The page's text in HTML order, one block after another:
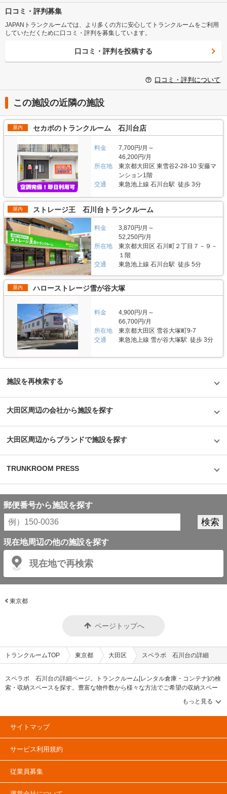
口コミ・評判募集
JAPANトランクルームでは、より多くの方に安心してトランクルームをご利用
していただくために口コミ・評判を募集しています。
口コミ・評判を投稿する
口コミ・評判について
この施設の近隣の施設
屋内 セカボのトランクルーム 石川台店
料金
7,700円/月～
46,200円/月
所在地
東京都大田区 東雪谷2-28-10 安藤マ
ンション1階
交通
東急池上線 石川台駅 徒歩 3分
屋内 ストレージ王 石川台トランクルーム
料金
3,870円/月～
52,250円/月
所在地
東京都大田区 石川町２丁目７－９－
１階
交通
東急池上線 石川台駅 徒歩 5分
屋内 ハローストレージ雪が谷大塚
料金
4,900円/月～
66,700円/月
所在地
東京都大田区 雪谷大塚町9-7
交通
東急池上線 雪が谷大塚駅 徒歩 3分
施設を再検索する
大田区周辺の会社から施設を探す
大田区周辺からブランドで施設を探す
TRUNKROOM PRESS
郵便番号から施設を探す
現在地周辺の他の施設を探す
現在地で再検索
東京都
ページトップへ
トランクルームTOP 東京都 大田区 スペラボ 石川台の詳細
スペラボ 石川台の詳細ページ。トランクルーム[レンタル倉庫・コンテナ]の検
索・収納スペースを探す。豊富な物件数から様々な方法でご希望の収納スペー
スを簡単に探せるトランクルーム情報サイトです。スペラボ 石川台の住所・
最寄りの駅、物件タイプのご紹介や料金表、お得なキャンペーン情報もありま
す。気になる物件タイプを見つけたら、メールか電話でお問合せが可能です
（無料）。
サイトマップ
サービス利用規約
従業員募集